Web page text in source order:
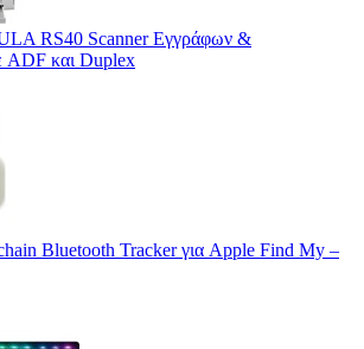
RS40 Scanner Εγγράφων &
και Duplex
Bluetooth Tracker για Apple Find My –